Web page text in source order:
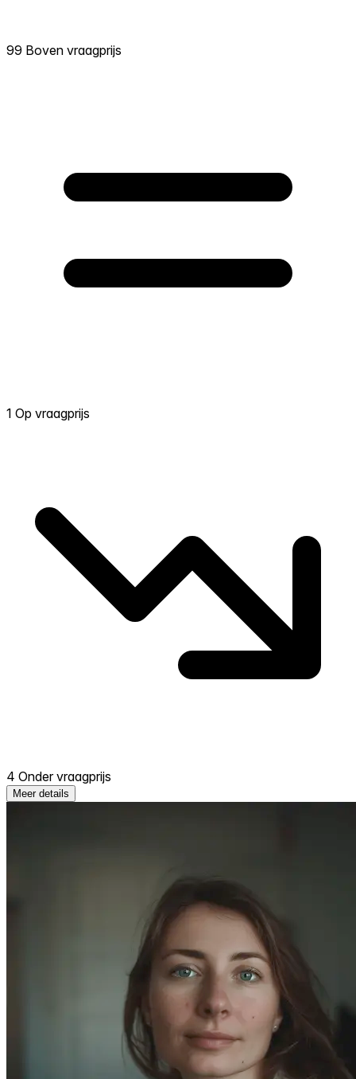
99 Boven vraagprijs
1 Op vraagprijs
4 Onder vraagprijs
Meer details